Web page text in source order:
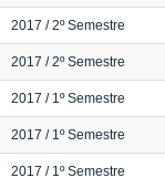
2017 / 2º Semestre
2017 / 2º Semestre
2017 / 1º Semestre
2017 / 1º Semestre
2017 / 1º Semestre